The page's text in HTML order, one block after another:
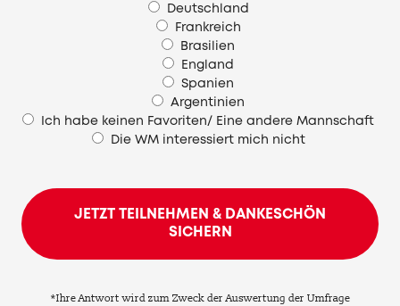
Deutschland
Frankreich
Brasilien
England
Spanien
Argentinien
Ich habe keinen Favoriten/ Eine andere Mannschaft
Die WM interessiert mich nicht
JETZT TEILNEHMEN & DANKESCHÖN
SICHERN
*Ihre Antwort wird zum Zweck der Auswertung der Umfrage